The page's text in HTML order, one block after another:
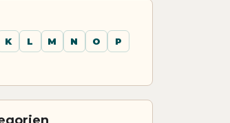
K L M N O
P